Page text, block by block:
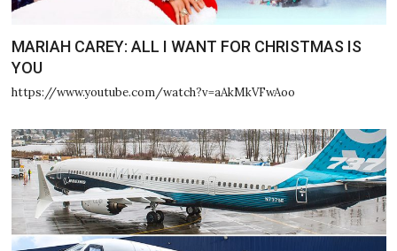
MARIAH CAREY: ALL I WANT FOR CHRISTMAS IS
YOU
https://www.youtube.com/watch?v=aAkMkVFwAoo